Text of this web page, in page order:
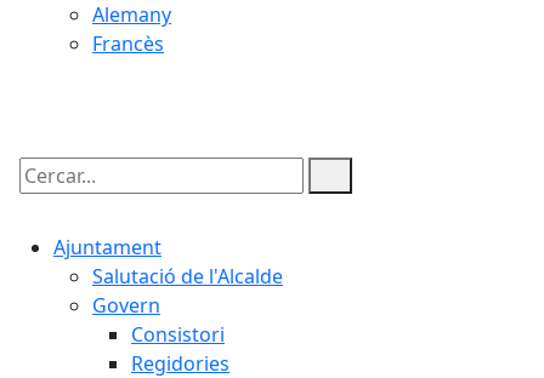
Alemany
Francès
Cercar:
Ajuntament
Salutació de l'Alcalde
Govern
Consistori
Regidories